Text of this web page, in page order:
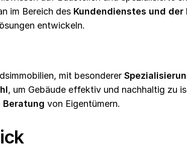
im Bereich des Kundendienstes und der
entwickeln.
mit besonderer
, um Gebäude effektiv und nachhaltig zu
von Eigentümern.